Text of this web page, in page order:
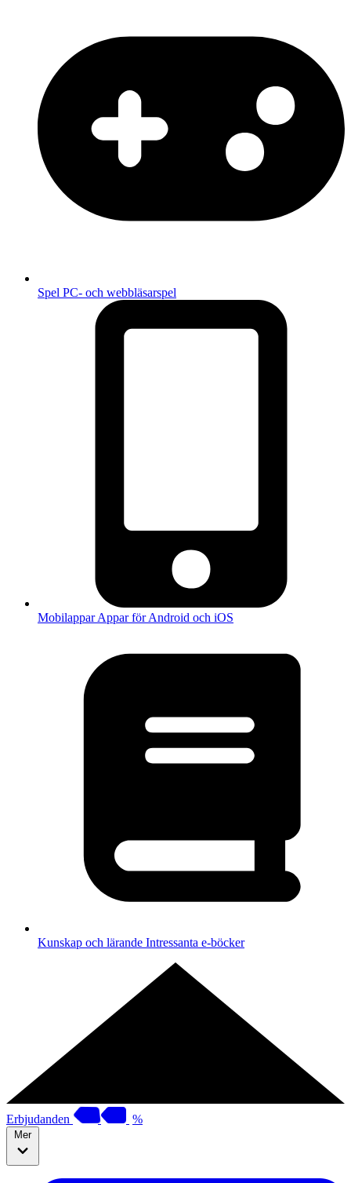
Spel PC- och webbläsarspel
MobilapparAppar för Android och iOS
Kunskap och lärande Intressanta e-böcker
Erbjudanden %
Mer